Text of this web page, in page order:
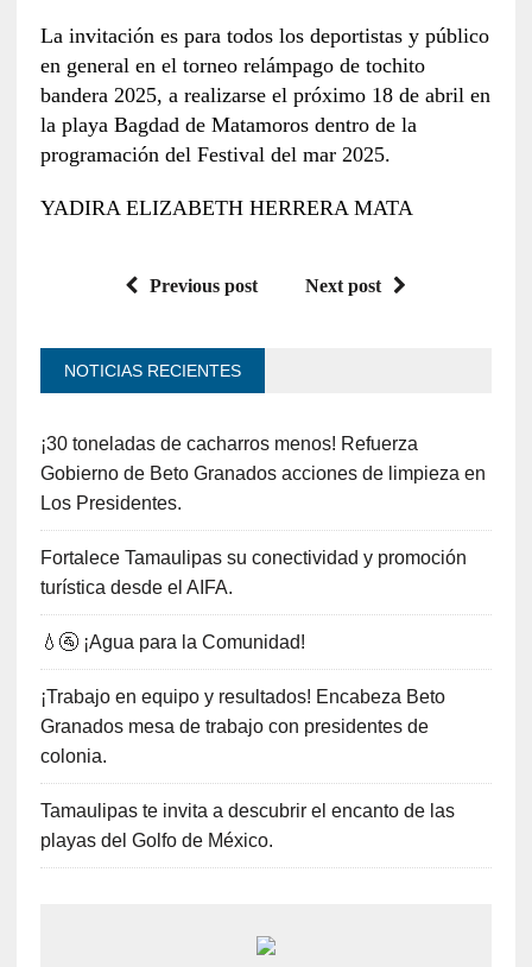
La invitación es para todos los deportistas y público
en general en el torneo relámpago de tochito
bandera 2025, a realizarse el próximo 18 de abril en
la playa Bagdad de Matamoros dentro de la
programación del Festival del mar 2025.
YADIRA ELIZABETH HERRERA MATA
Previous post Next post
NOTICIAS RECIENTES
¡30 toneladas de cacharros menos! Refuerza
Gobierno de Beto Granados acciones de limpieza en
Los Presidentes.
Fortalece Tamaulipas su conectividad y promoción
turística desde el AIFA.
💧🚰 ¡Agua para la Comunidad!
¡Trabajo en equipo y resultados! Encabeza Beto
Granados mesa de trabajo con presidentes de
colonia.
Tamaulipas te invita a descubrir el encanto de las
playas del Golfo de México.